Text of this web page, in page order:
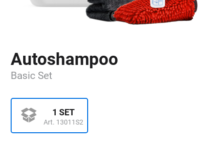
Autoshampoo
Basic Set
1 SET
Art. 13011S2